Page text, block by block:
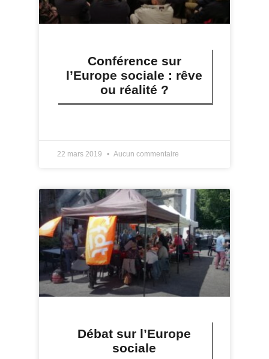
Conférence sur
l’Europe sociale : rêve
ou réalité ?
22 mars 2019 Aucun commentaire
Débat sur l’Europe
sociale